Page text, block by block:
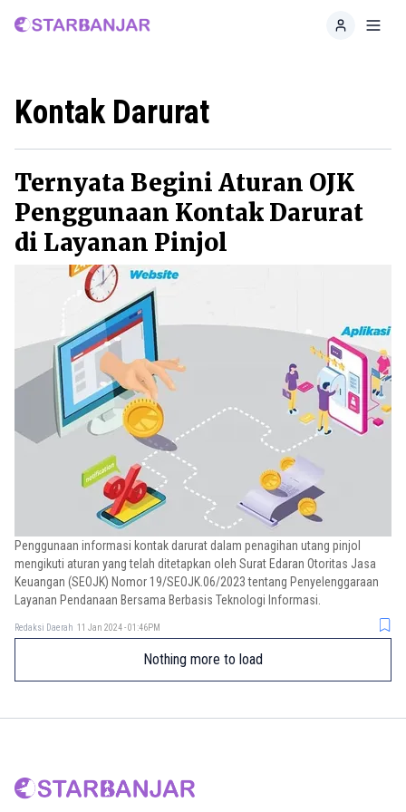
Home
Kontak Darurat
Ternyata Begini Aturan OJK
Penggunaan Kontak Darurat
di Layanan Pinjol
Penggunaan informasi kontak darurat dalam penagihan utang pinjol
mengikuti aturan yang telah ditetapkan oleh Surat Edaran Otoritas Jasa
Keuangan (SEOJK) Nomor 19/SEOJK.06/2023 tentang Penyelenggaraan
Layanan Pendanaan Bersama Berbasis Teknologi Informasi.
Redaksi Daerah 11 Jan 2024 - 01:46PM
Nothing more to load